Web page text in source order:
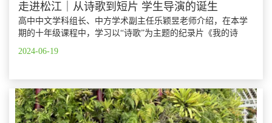
走进松江｜从诗歌到短片 学生导演的诞生
高中中文学科组长、中方学术副主任乐颖昱老师介绍，在本学
期的十年级课程中，学习以“诗歌”为主题的纪录片《我的诗
2024-06-19